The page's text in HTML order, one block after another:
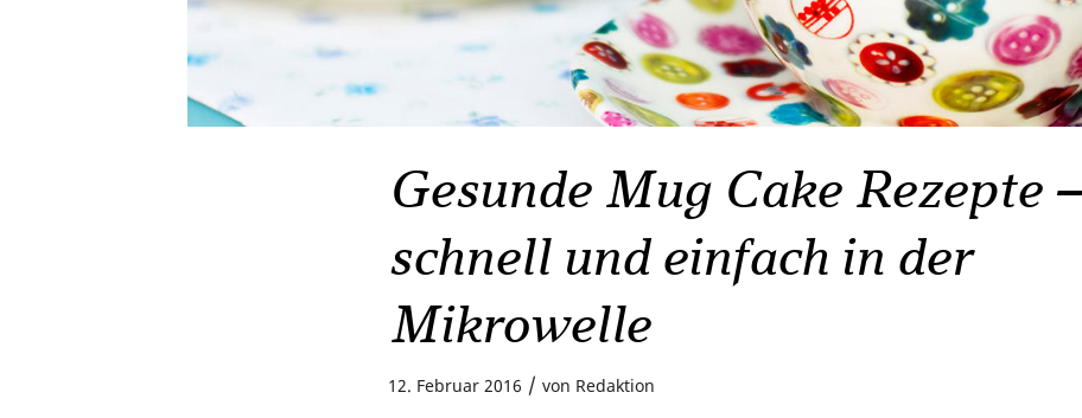
Gesunde Mug Cake Rezepte –
schnell und einfach in der
Mikrowelle
12. Februar 2016 / von Redaktion